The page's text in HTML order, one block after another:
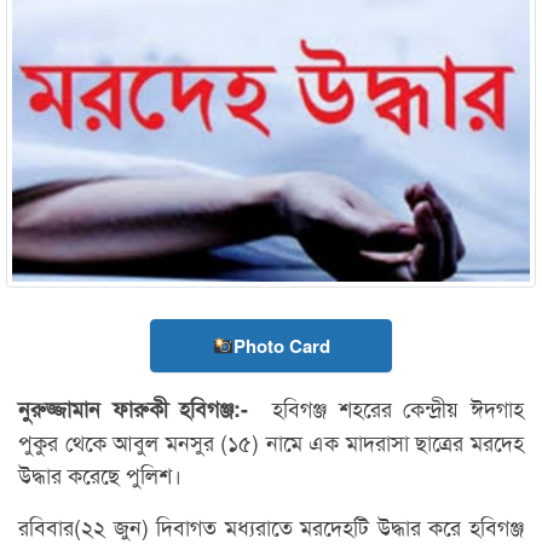
Photo Card
নুরুজ্জামান ফারুকী হবিগঞ্জ:-
হবিগঞ্জ শহরের কেন্দ্রীয় ঈদগাহ
পুকুর থেকে আবুল মনসুর (১৫) নামে এক মাদরাসা ছাত্রের মরদেহ
উদ্ধার করেছে পুলিশ।
রবিবার(২২ জুন) দিবাগত মধ্যরাতে মরদেহটি উদ্ধার করে হবিগঞ্জ